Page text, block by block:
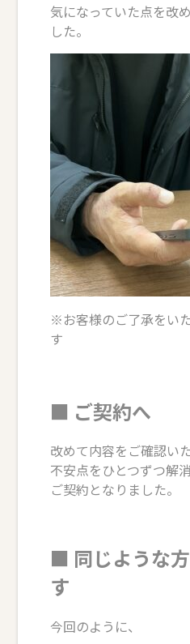
気になっていた点を改
した。
※お客様のご了承をい
す
■ ご契約へ
改めて内容をご確認いた
不安点をひとつずつ解
ご契約となりました。
■ 同じような
す
今回のように、